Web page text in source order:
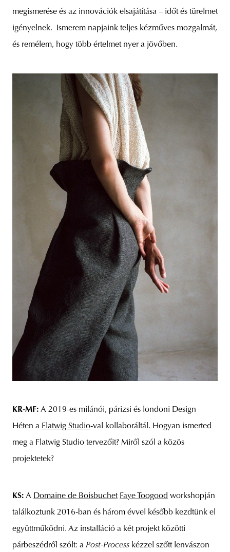
megismerése és az innovációk elsajátítása – időt és türelmet
igényelnek. Ismerem napjaink teljes kézműves mozgalmát,
és remélem, hogy több értelmet nyer a jövőben.
KR-MF: A 2019-es milánói, párizsi és londoni Design
Héten a Flatwig Studio-val kollaboráltál. Hogyan ismerted
meg a Flatwig Studio tervezőit? Miről szól a közös
projektetek?
KS: A Domaine de Boisbuchet Faye Toogood workshopján
találkoztunk 2016-ban és három évvel később kezdtünk el
együttműködni. Az installáció a két projekt közötti
párbeszédről szólt: a Post-Process kézzel szőtt lenvászon